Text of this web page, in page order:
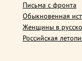
Письма с фронта
Обыкновенная
Женщины в
Российская